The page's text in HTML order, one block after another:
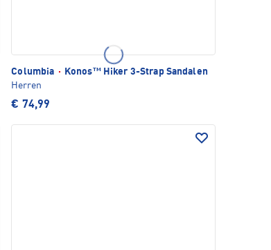
Columbia ·
Konos™ Hiker 3-Strap Sandalen
Herren
€ 74,99